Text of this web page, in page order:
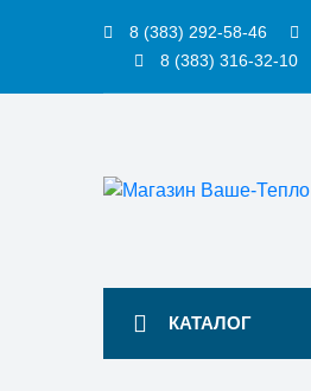
8 (383) 292-58-46
8 (383) 316-32-10
КАТАЛОГ